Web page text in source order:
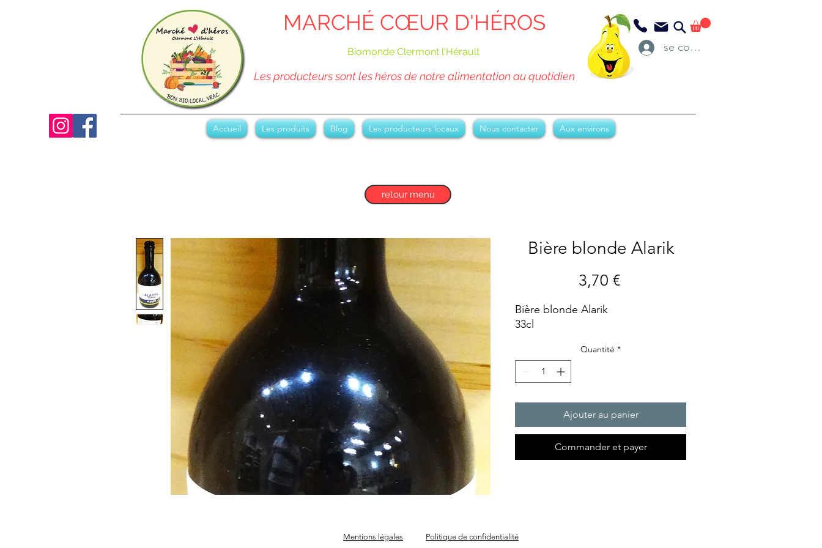
MARCHÉ CŒUR D'HÉROS
Biomonde Clermont l'Hérault
Les producteurs sont les héros de notre alimentation au quotidien
se connecter
Accueil Les produits Blog Les producteurs locaux Nous contacter Aux environs
Bière blonde Alarik
3,70 €Prix
Bière blonde Alarik
33cl
Quantité *
Ajouter au panier
Commander et payer
retour menu
Mentions légales Politique de confidentialité